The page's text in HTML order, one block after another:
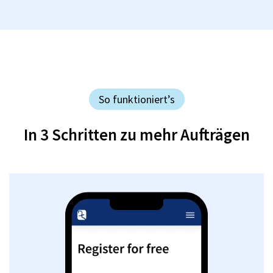
So funktioniert’s
In 3 Schritten zu mehr Aufträgen